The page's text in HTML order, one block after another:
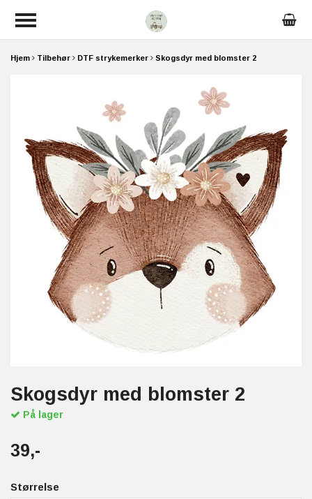
Hjem Tilbehør DTF strykemerker Skogsdyr med blomster 2
Skogsdyr med blomster 2
På lager
39,-
Størrelse